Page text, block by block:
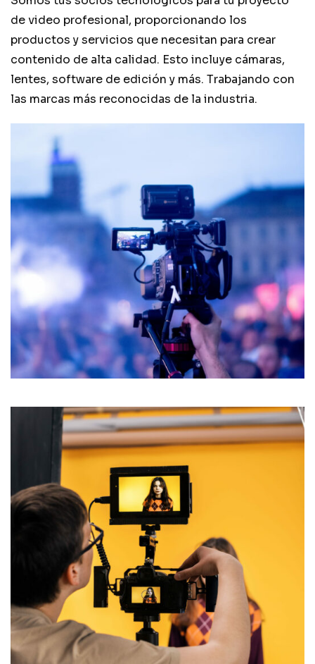
de video profesional, proporcionando los
productos y servicios que necesitan para crear
contenido de alta calidad. Esto incluye cámaras,
lentes, software de edición y más. Trabajando con
las marcas más reconocidas de la industria.